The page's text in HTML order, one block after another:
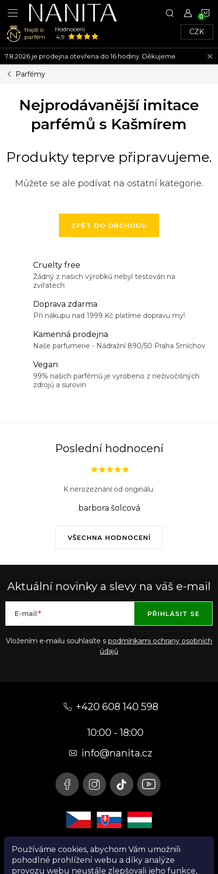
Používáme cookies, abychom Vám umožnili
pohodlné prohlížení webu a díky analýze
provozu webu neustále zlepšovali jeho funkce,
Přejít
na
obsah
Najdi si
parfém
Hodnocení:
4,9
CZK
7.8.2026 je prodejna otevřena do 16 hodiny. Děkujeme
Parfémy
Nejprodávanější imitace
parfémů s Kašmírem
Produkty teprve připravujeme.
Můžete se ale podívat na ostatní kategorie.
ZPĚT DO OBCHODU
Cruelty free
Žádný z našich výrobků nebyl testován na
zvířatech
Doprava zdarma
Při nákupu nad 1999 Kč platíme dopravu my!
Kamenná prodejna
Naše parfumerie - Nádražní 890/50 Praha Smíchov
Vegan
99% našich parfémů je vyrobeno z neživočišných
zdrojů a surovin
Poslední hodnocení
VŠECHNA HODNOCENÍ
K nerozeznání od originálu.
barbora šolcová
Aktuální novinky a slevy na váš e-mail
E-mail
Vložením e-mailu souhlasíte s podmínkami ochrany osobních
údajů
PŘIHLÁSIT SE
+420 608 140 598
10:00 - 18:00
info@nanita.cz